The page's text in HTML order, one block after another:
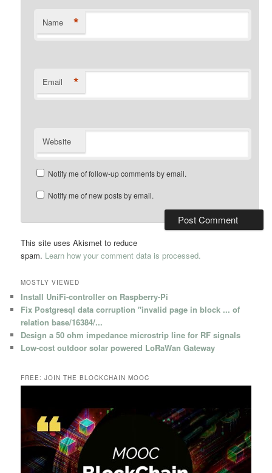
Name *
Email *
Website
Notify me of follow-up comments by email.
Notify me of new posts by email.
This site uses Akismet to reduce
spam. Learn how your comment data is processed.
MOSTLY VIEWED
Install UniFi-controller on Raspberry-Pi
Fix Postgresql data corruption "invalid page in block ... of
relation base/16384/...
Design a 50 ohm impedance microstrip line for RF signals
Low-cost outdoor solar powered LoRaWan Gateway
FREE: JOIN THE BLOCKCHAIN MOOC